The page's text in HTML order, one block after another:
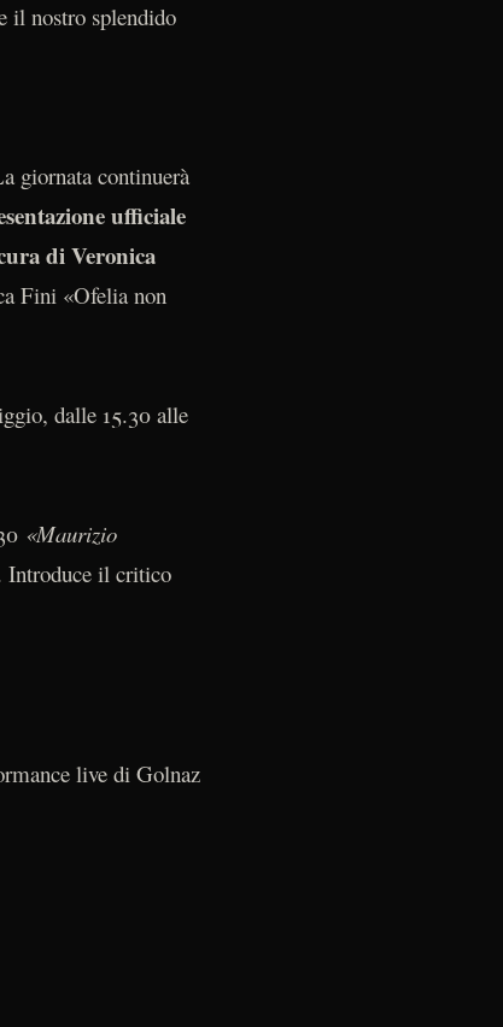
il nostro splendido
giornata continuerà
ufficiale
di Veronica
Fini «Ofelia non
dalle 15.30 alle
«Maurizio
Introduce il critico
live di Golnaz